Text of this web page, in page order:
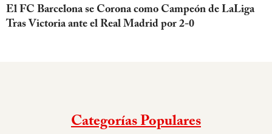
El FC Barcelona se Corona como Campeón de LaLiga
Tras Victoria ante el Real Madrid por 2-0
Categorías Populares